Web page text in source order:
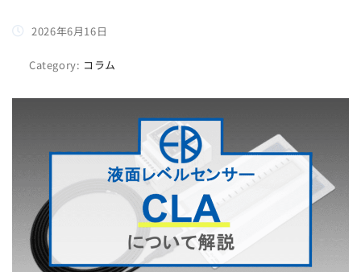
2026年6月16日
Category: コラム